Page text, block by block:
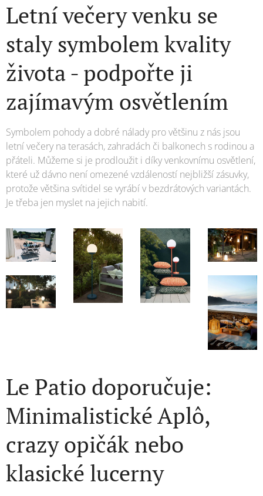
Letní večery venku se
staly symbolem kvality
života - podpořte ji
zajímavým osvětlením
Symbolem pohody a dobré nálady pro většinu z nás jsou
letní večery na terasách, zahradách či balkonech s rodinou a
přáteli. Můžeme si je prodloužit i díky venkovnímu osvětlení,
které už dávno není omezené vzdáleností nejbližší zásuvky,
protože většina svítidel se vyrábí v bezdrátových variantách.
Je třeba jen myslet na jejich nabití.
Le Patio doporučuje:
Minimalistické Aplô,
crazy opičák nebo
klasické lucerny